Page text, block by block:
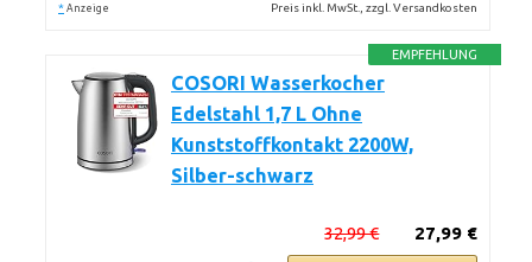
* Anzeige Preis inkl. MwSt., zzgl. Versandkosten
EMPFEHLUNG
COSORI Wasserkocher
Edelstahl 1,7 L Ohne
Kunststoffkontakt 2200W,
Silber-schwarz
27,99 €
32,99 €